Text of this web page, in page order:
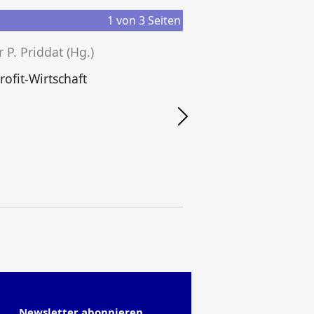
1 von 3Seiten
P. Priddat (Hg.)
Wirtschaft